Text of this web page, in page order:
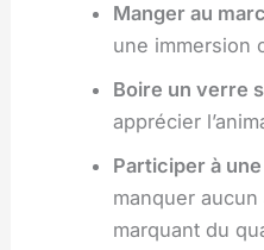
Manger au
une immersion
Boire un verre
apprécier
Participer à
manquer
marquant du